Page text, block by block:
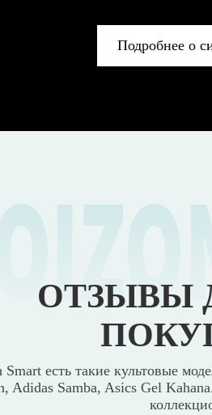
Подробнее о
ОТЗЫВЫ
Smart есть такие культовые
Adidas Samba, Asics Gel